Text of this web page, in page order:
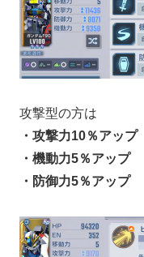
攻撃型の方は
・攻撃力10％アップ
・機動力5％アップ
・防御力5％アップ